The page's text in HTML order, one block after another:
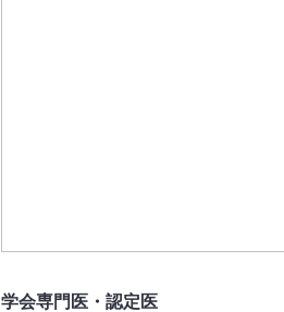
学会専門医・認定医